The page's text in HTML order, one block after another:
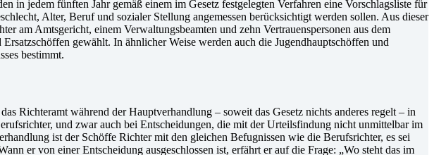
in jedem fünften Jahr gemäß einem im Gesetz festgelegten Verfahren eine Vorschlagsliste für
Alter, Beruf und sozialer Stellung angemessen berücksichtigt werden sollen. Aus dieser
am Amtsgericht, einem Verwaltungsbeamten und zehn Vertrauenspersonen aus dem
gewählt. In ähnlicher Weise werden auch die Jugendhauptschöffen und
bestimmt.
Richteramt während der Hauptverhandlung – soweit das Gesetz nichts anderes regelt – in
und zwar auch bei Entscheidungen, die mit der Urteilsfindung nicht unmittelbar im
ist der Schöffe Richter mit den gleichen Befugnissen wie die Berufsrichter, es sei
er von einer Entscheidung ausgeschlossen ist, erfährt er auf die Frage: „Wo steht das im